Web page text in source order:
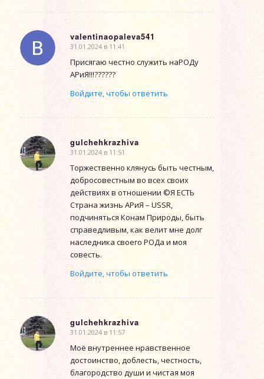
valentinaopaleva541
говорит:
31.01.2024 в 11:41
Присягаю честно служить наРОДу
АРиЯ!!!??????
Войдите, чтобы ответить
gulchehkrazhiva
говорит:
31.01.2024 в 11:51
Торжественно клянусь быть честным,
добросовестным во всех своих
действиях в отношении ©Я ЕСТЬ
Страна жизнь АРиЯ – USSR,
подчиняться Конам Природы, быть
справедливым, как велит мне долг
наследника своего РОДа и моя
совесть.
Войдите, чтобы ответить
gulchehkrazhiva
говорит:
31.01.2024 в 11:57
Моё внутреннее нравственное
достоинство, доблесть, честность,
благородство души и чистая моя